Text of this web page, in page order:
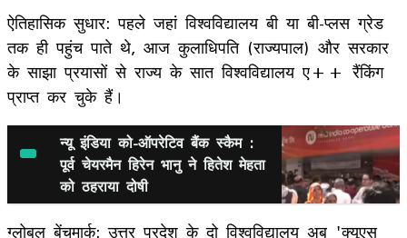
ऐतिहासिक सुधार: पहले जहां विश्वविद्यालय बी या बी-प्लस ग्रेड
तक ही पहुंच पाते थे, आज कुलाधिपति (राज्यपाल) और सरकार
के साझा प्रयासों से राज्य के सात विश्वविद्यालय ए++ रैंकिंग
प्राप्त कर चुके हैं।
न्यू इंडिया को-ऑपरेटिव बैंक स्कैम :
पूर्व चेयरमैन हिरेन भानु ने हितेश मेहता
को ठहराया दोषी